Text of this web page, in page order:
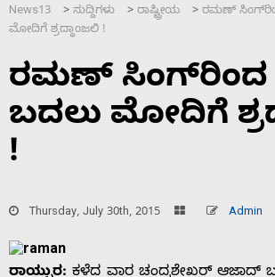
News13 > ಸುದ್ದಿಗಳು > ರಾಷ್ಟ್ರೀಯ > ರಮಣ್
ಮೋದಿಗೆ ಶ್ರದ್ಧಾಂಜಲಿ !
ರಮಣ್ ಸಿಂಗ್‌ರಿಂದ
ಬದಲು ಮೋದಿಗೆ
!
Thursday, July 30th, 2015 Admin